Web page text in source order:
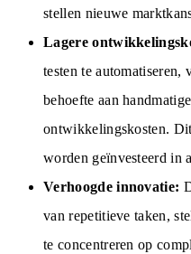
stellen nieuwe
Lagere
testen te
behoefte aan
ontwikkelingskosten.
worden geïnvesteerd in
Verhoogde innovatie:
van repetitieve taken,
te concentreren op